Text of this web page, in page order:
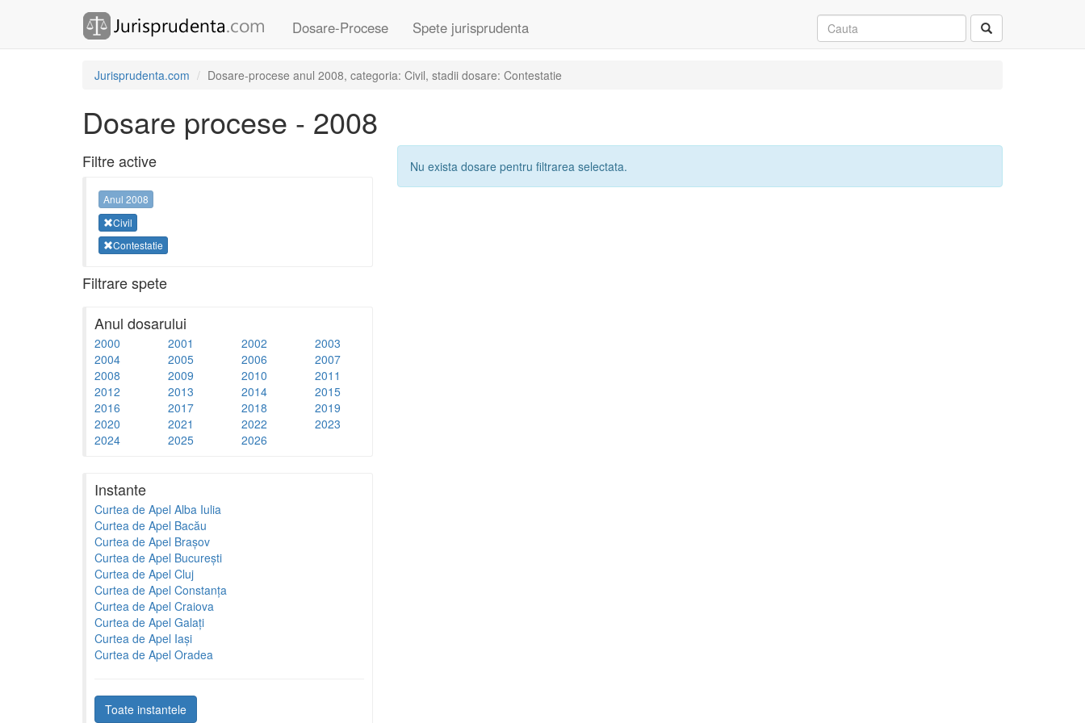
Dosare-Procese Spete jurisprudenta
Jurisprudenta.com Dosare-procese anul 2008, categoria: Civil, stadii dosare: Contestatie
Dosare procese - 2008
Filtre active
Anul 2008
Civil
Contestatie
Filtrare spete
Anul dosarului
2000 2001 2002
2003
2004
2005 2006
2007
2008
2009 2010
2011
2012
2013 2014
2015
2016
2017 2018
2019
2020
2021 2022
2023
2024
2025 2026
Instante
Curtea de Apel Alba Iulia
Curtea de Apel Bacău
Curtea de Apel Brașov
Curtea de Apel București
Curtea de Apel Cluj
Curtea de Apel Constanța
Curtea de Apel Craiova
Curtea de Apel Galați
Curtea de Apel Iași
Curtea de Apel Oradea
Toate instantele
Nu exista dosare pentru filtrarea selectata.